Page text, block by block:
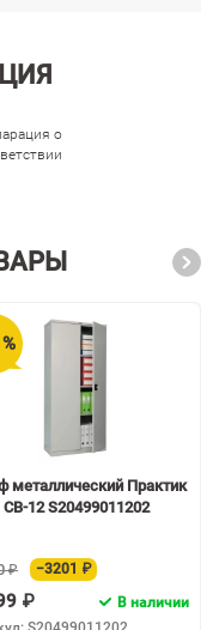
о
металлический Практик
СВ-12 S20499011202
₽ −3201 ₽
₽
В наличии